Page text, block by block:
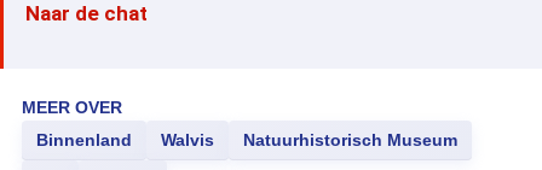
Naar de chat
MEER OVER
Binnenland
Walvis Natuurhistorisch Museum